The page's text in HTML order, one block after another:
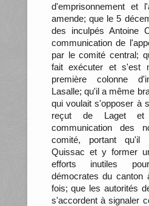
d'emprisonnement et
amende; que le 5
des inculpés Antoine
communication de
par le comité central;
fait exécuter et
première colonne
Lasalle; qu'il a même
qui voulait s'opposer à
reçut de Laget et
communication des
comité, portant qu'il
Quissac et y former
efforts inutiles
démocrates du canton
fois; que les autorités
s'accordent à signaler